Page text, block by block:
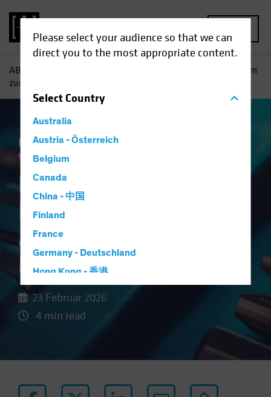
Please select your audience so that we can
direct you to the most appropriate content.
SelectCountry
Australia
Austria - Österreich
Belgium
Canada
China - 中国
Finland
France
Germany - Deutschland
Hong Kong - 香港
Luxembourg and Other EMEA
AB
Ein breiteres Instrumentarium
zur Absicherung bei Multi-Asset-Income
Einkommen Vermögensaufteilung
Volatilität
Ein breiteres
Instrumentarium zur
Absicherung bei
Multi-Asset-Income
23 Februar 2026
4 min read